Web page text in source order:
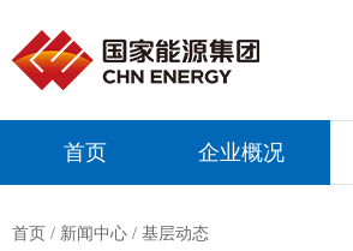
首页 企业概况
首页 / 新闻中心 / 基层动态